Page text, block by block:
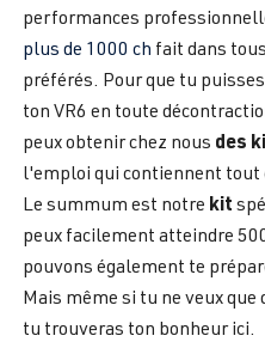
performances
plus de 1000 ch fait dans
préférés. Pour que tu
ton VR6 en toute
peux obtenir chez nous des
l'emploi qui contiennent tout
Le summum est notre kit
peux facilement atteindre
pouvons également te
Mais même si tu ne veux
tu trouveras ton bonheur ici.